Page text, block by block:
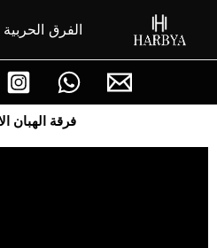
الفرق الحربية
فرقة الهبان